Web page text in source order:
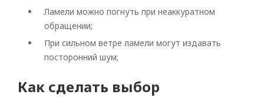
Ламели можно погнуть при неаккуратном
обращении;
При сильном ветре ламели могут издавать
посторонний шум;
Как сделать выбор